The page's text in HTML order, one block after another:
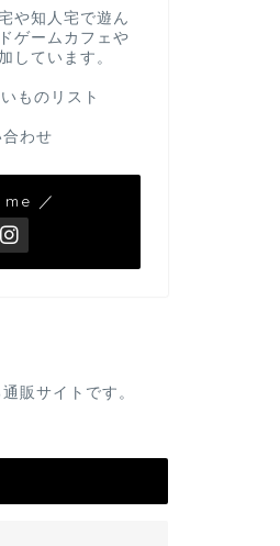
や知人宅で遊ん
ゲームカフェや
しています。
ものリスト
わせ
／
販サイトです。